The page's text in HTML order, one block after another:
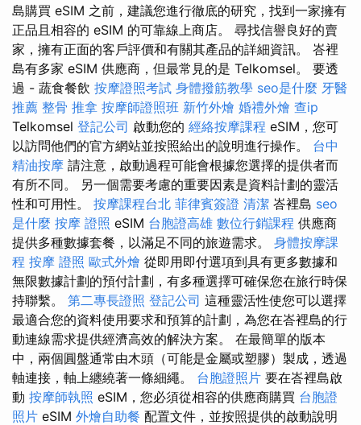
島購買 eSIM 之前，建議您進行徹底的研究，找到一家擁有
正品且相容的 eSIM 的可靠線上商店。 尋找信譽良好的賣
家，擁有正面的客戶評價和有關其產品的詳細資訊。 峇裡
島有多家 eSIM 供應商，但最常見的是 Telkomsel。 要透
過 - 蔬食餐飲 按摩證照考試 身體撥筋教學 seo是什麼 牙醫
推薦 整骨 推拿 按摩師證照班 新竹外燴 婚禮外燴 查ip
Telkomsel 登記公司 啟動您的 經絡按摩課程 eSIM，您可
以訪問他們的官方網站並按照給出的說明進行操作。 台中
精油按摩 請注意，啟動過程可能會根據您選擇的提供者而
有所不同。 另一個需要考慮的重要因素是資料計劃的靈活
性和可用性。 按摩課程台北 菲律賓簽證 清潔 峇裡島 seo
是什麼 按摩 證照 eSIM 台胞證高雄 數位行銷課程 供應商
提供多種數據套餐，以滿足不同的旅遊需求。 身體按摩課
程 按摩 證照 歐式外燴 從即用即付選項到具有更多數據和
無限數據計劃的預付計劃，有多種選擇可確保您在旅行時保
持聯繫。 第二專長證照 登記公司 這種靈活性使您可以選擇
最適合您的資料使用要求和預算的計劃，為您在峇裡島的行
動連線需求提供經濟高效的解決方案。 在最簡單的版本
中，兩個圓盤通常由木頭（可能是金屬或塑膠）製成，透過
軸連接，軸上纏繞著一條細繩。 台胞證照片 要在峇裡島啟
動 按摩師執照 eSIM，您必須從相容的供應商購買 台胞證
照片 eSIM 外燴自助餐 配置文件，並按照提供的啟動說明